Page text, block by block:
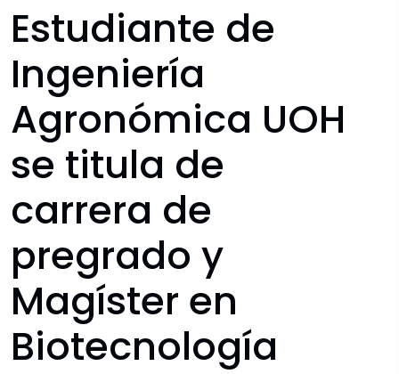
Estudiante de
Ingeniería
Agronómica UOH
se titula de
carrera de
pregrado y
Magíster en
Biotecnología